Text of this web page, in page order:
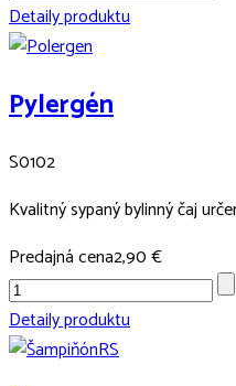
Detaily produktu
Pylergén
S0102
Kvalitný sypaný bylinný čaj
Predajná cena2,90 €
Detaily produktu